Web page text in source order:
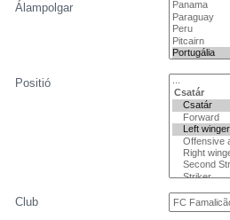
Álampolgar
Positió
Club